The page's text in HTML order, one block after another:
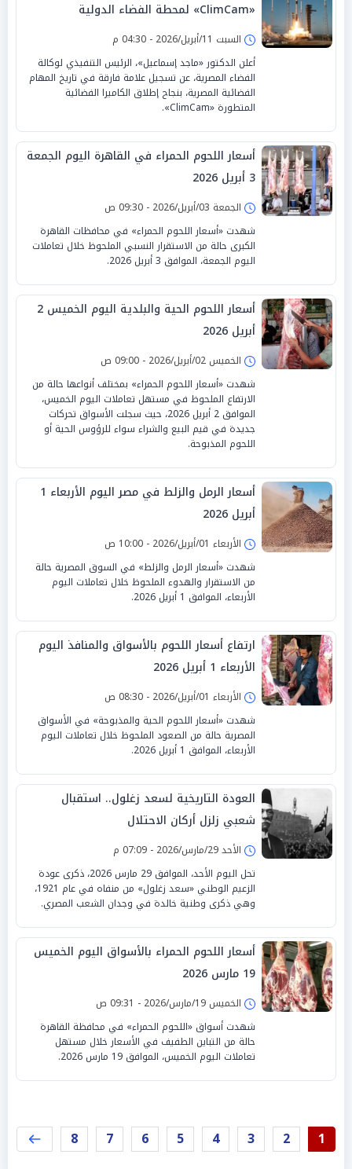
«ClimCam» لمحطة الفضاء الدولية
السبت 11/أبريل/2026 - 04:30 م
أعلن الدكتور «ماجد إسماعيل»، الرئيس التنفيذي لوكالة
الفضاء المصرية، عن تسجيل علامة فارقة في تاريخ المهام
الفضائية المصرية، بنجاح إطلاق الكاميرا الفضائية
المتطورة «ClimCam».
أسعار اللحوم الحمراء في القاهرة اليوم الجمعة
3 أبريل 2026
الجمعة 03/أبريل/2026 - 09:30 ص
شهدت «أسعار اللحوم الحمراء» في محافظات القاهرة
الكبرى حالة من الاستقرار النسبي الملحوظ خلال تعاملات
اليوم الجمعة، الموافق 3 أبريل 2026.
أسعار اللحوم الحية والبلدية اليوم الخميس 2
أبريل 2026
الخميس 02/أبريل/2026 - 09:00 ص
شهدت «أسعار اللحوم الحمراء» بمختلف أنواعها حالة من
الارتفاع الملحوظ في مستهل تعاملات اليوم الخميس،
الموافق 2 أبريل 2026، حيث سجلت الأسواق تحركات
جديدة في قيم البيع والشراء سواء للرؤوس الحية أو
اللحوم المذبوحة.
أسعار الرمل والزلط في مصر اليوم الأربعاء 1
أبريل 2026
الأربعاء 01/أبريل/2026 - 10:00 ص
شهدت «أسعار الرمل والزلط» في السوق المصرية حالة
من الاستقرار والهدوء الملحوظ خلال تعاملات اليوم
الأربعاء، الموافق 1 أبريل 2026.
ارتفاع أسعار اللحوم بالأسواق والمنافذ اليوم
الأربعاء 1 أبريل 2026
الأربعاء 01/أبريل/2026 - 08:30 ص
شهدت «أسعار اللحوم الحية والمذبوحة» في الأسواق
المصرية حالة من الصعود الملحوظ خلال تعاملات اليوم
الأربعاء، الموافق 1 أبريل 2026.
العودة التاريخية لسعد زغلول.. استقبال
شعبي زلزل أركان الاحتلال
الأحد 29/مارس/2026 - 07:09 م
تحل اليوم الأحد، الموافق 29 مارس 2026، ذكرى عودة
الزعيم الوطني «سعد زغلول» من منفاه في عام 1921،
وهي ذكرى وطنية خالدة في وجدان الشعب المصري.
أسعار اللحوم الحمراء بالأسواق اليوم الخميس
19 مارس 2026
الخميس 19/مارس/2026 - 09:31 ص
شهدت أسواق «اللحوم الحمراء» في محافظة القاهرة
حالة من التباين الطفيف في الأسعار خلال مستهل
تعاملات اليوم الخميس، الموافق 19 مارس 2026.
1
2
3
4
5
6
7
8